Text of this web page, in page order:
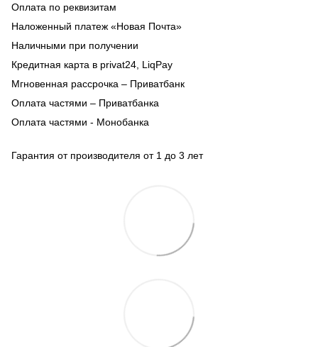
Оплата по реквизитам
Наложенный платеж «Новая Почта»
Наличными при получении
Кредитная карта в privat24, LiqPay
Мгновенная рассрочка – Приватбанк
Оплата частями – Приватбанка
Оплата частями - Монобанка
Гарантия от производителя от 1 до 3 лет